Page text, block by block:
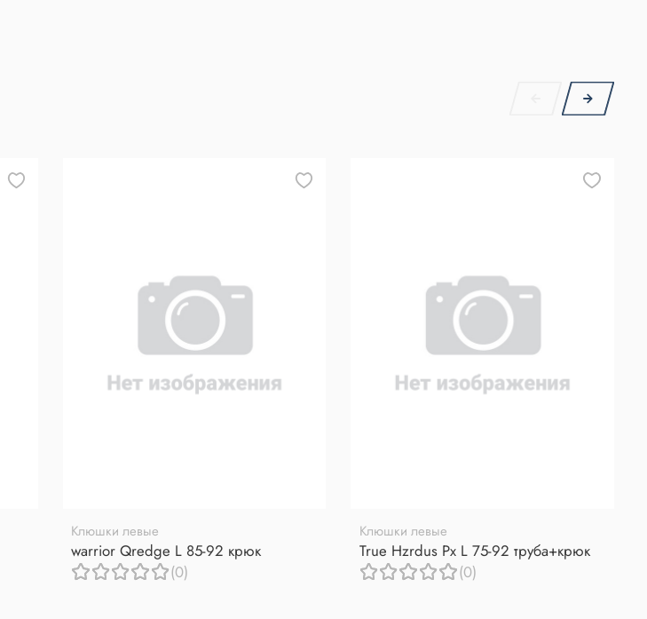
Клюшки левые
warrior Qredge L 85-92 крюк
(0)
Клюшки левые
True Hzrdus Px L 75-92 труба+крюк
(0)